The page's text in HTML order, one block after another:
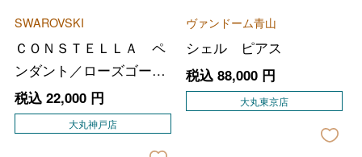
SWAROVSKI
ＣＯＮＳＴＥＬＬＡ ペ
ンダント／ローズゴール
ド
税込 22,000円
大丸神戸店
ヴァンドーム青山
シェル ピアス
税込 88,000円
大丸東京店